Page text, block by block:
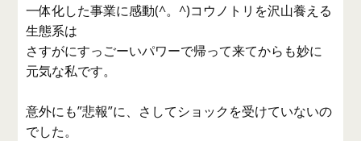
一体化した事業に感動(^。^)コウノトリを沢山養える
生態系は
さすがにすっごーいパワーで帰って来てからも妙に
元気な私です。
意外にも”悲報”に、さしてショックを受けていないの
でした。